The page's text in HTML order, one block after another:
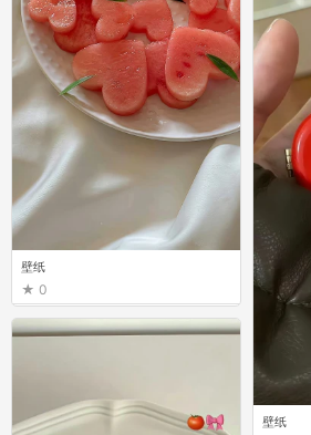
壁纸
壁纸
0